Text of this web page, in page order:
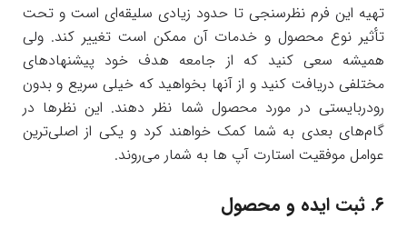
تهیه این فرم نظرسنجی تا حدود زیادی سلیقه‌ای است و تحت
تأثیر نوع محصول و خدمات آن ممکن است تغییر کند. ولی
همیشه سعی کنید که از جامعه هدف خود پیشنهادهای
مختلفی دریافت کنید و از آنها بخواهید که خیلی سریع و بدون
رودربایستی در مورد محصول شما نظر دهند. این نظرها در
گام‌های بعدی به شما کمک خواهند کرد و یکی از اصلی‌ترین
عوامل موفقیت استارت آپ ها به شمار می‌روند.
۶. ثبت ایده و محصول